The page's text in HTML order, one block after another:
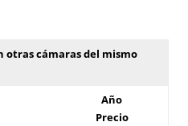
otras cámaras del mismo
Año
Precio